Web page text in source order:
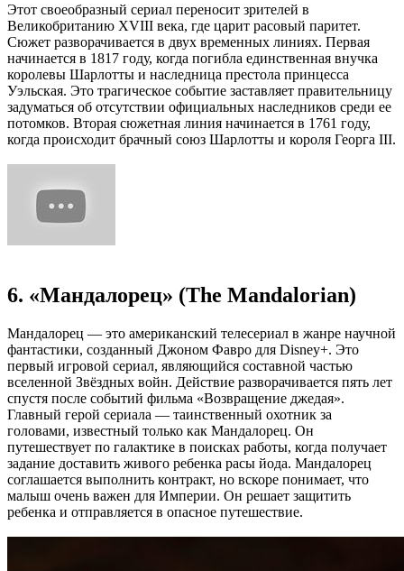
Этот своеобразный сериал переносит зрителей в
Великобританию XVIII века, где царит расовый паритет.
Сюжет разворачивается в двух временных линиях. Первая
начинается в 1817 году, когда погибла единственная внучка
королевы Шарлотты и наследница престола принцесса
Уэльская. Это трагическое событие заставляет правительницу
задуматься об отсутствии официальных наследников среди ее
потомков. Вторая сюжетная линия начинается в 1761 году,
когда происходит брачный союз Шарлотты и короля Георга III.
6. «Мандалорец» (The Mandalorian)
Мандалорец — это американский телесериал в жанре научной
фантастики, созданный Джоном Фавро для Disney+. Это
первый игровой сериал, являющийся составной частью
вселенной Звёздных войн. Действие разворачивается пять лет
спустя после событий фильма «Возвращение джедая».
Главный герой сериала — таинственный охотник за
головами, известный только как Мандалорец. Он
путешествует по галактике в поисках работы, когда получает
задание доставить живого ребенка расы йода. Мандалорец
соглашается выполнить контракт, но вскоре понимает, что
малыш очень важен для Империи. Он решает защитить
ребенка и отправляется в опасное путешествие.